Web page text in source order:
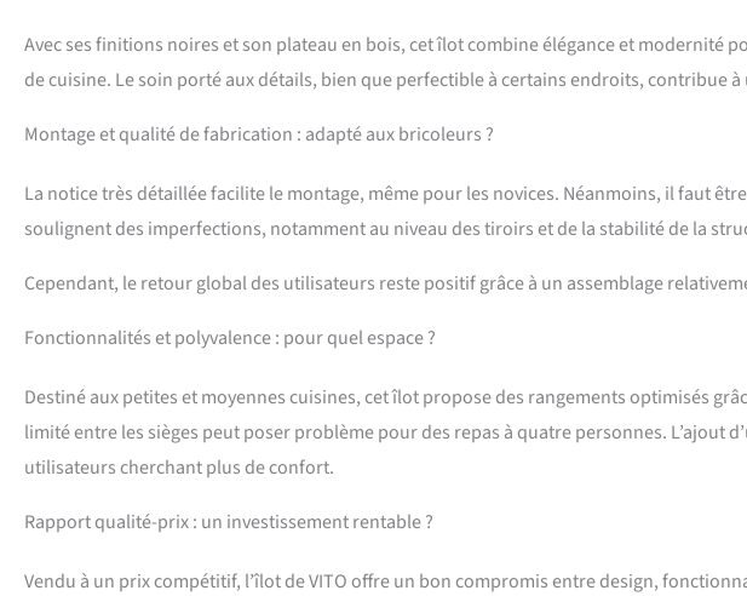
Avec ses finitions noires et son plateau en bois, cet îlot combine élégance et modernité
de cuisine. Le soin porté aux détails, bien que perfectible à certains endroits, contribue
Montage et qualité de fabrication : adapté aux bricoleurs ?
La notice très détaillée facilite le montage, même pour les novices. Néanmoins, il faut
soulignent des imperfections, notamment au niveau des tiroirs et de la stabilité de la
Cependant, le retour global des utilisateurs reste positif grâce à un assemblage
Fonctionnalités et polyvalence : pour quel espace ?
Destiné aux petites et moyennes cuisines, cet îlot propose des rangements optimisés
limité entre les sièges peut poser problème pour des repas à quatre personnes. L’ajout
utilisateurs cherchant plus de confort.
Rapport qualité-prix : un investissement rentable ?
Vendu à un prix compétitif, l’îlot de VITO offre un bon compromis entre design,